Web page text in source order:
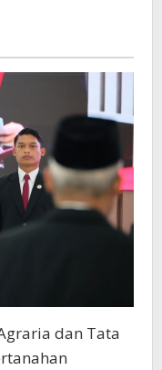
dan Tata